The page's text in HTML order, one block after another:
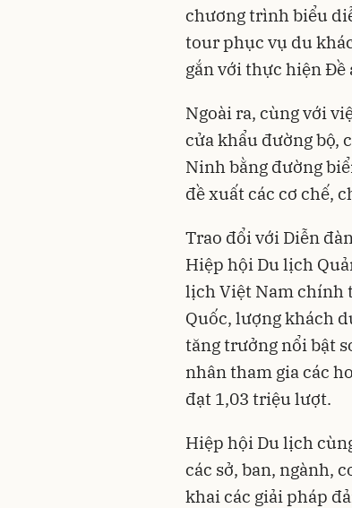
chương trình biểu
tour phục vụ du
gắn với thực hiện Đề
Ngoài ra, cùng với
cửa khẩu đường bộ,
Ninh bằng đường
đề xuất các cơ chế,
Trao đổi với Diễn
Hiệp hội Du lịch
lịch Việt Nam chính
Quốc, lượng khách
tăng trưởng nổi bật
nhân tham gia các
đạt 1,03 triệu lượt.
Hiệp hội Du lịch
các sở, ban, ngành,
khai các giải pháp